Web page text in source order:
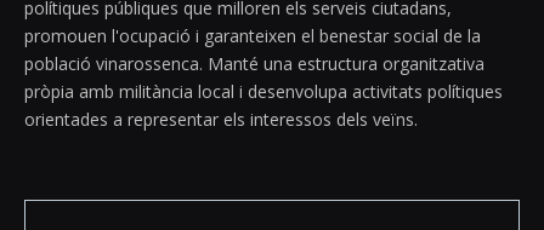
polítiques públiques que milloren els serveis ciutadans,
promouen l'ocupació i garanteixen el benestar social de la
població vinarossenca. Manté una estructura organitzativa
pròpia amb militància local i desenvolupa activitats polítiques
orientades a representar els interessos dels veïns.